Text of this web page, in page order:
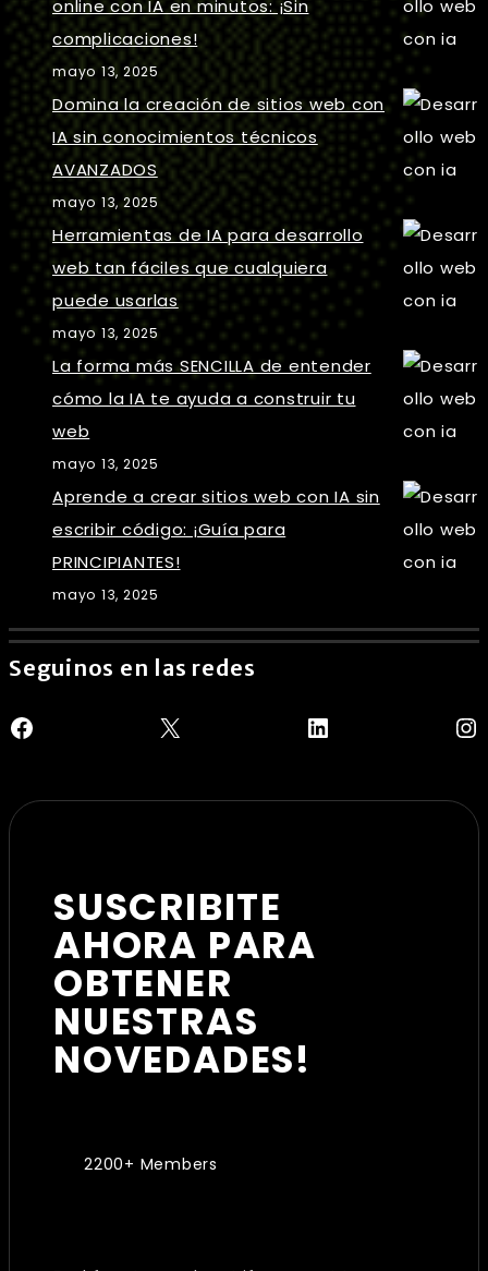
online con IA en minutos: ¡Sin
complicaciones!
mayo 13, 2025
Domina la creación de sitios web con
IA sin conocimientos técnicos
AVANZADOS
mayo 13, 2025
Herramientas de IA para desarrollo
web tan fáciles que cualquiera
puede usarlas
mayo 13, 2025
La forma más SENCILLA de entender
cómo la IA te ayuda a construir tu
web
mayo 13, 2025
Aprende a crear sitios web con IA sin
escribir código: ¡Guía para
PRINCIPIANTES!
mayo 13, 2025
Seguinos en las redes
Facebook X LinkedIn
SUSCRIBITE
AHORA PARA
OBTENER
NUESTRAS
NOVEDADES!
2200+ Members